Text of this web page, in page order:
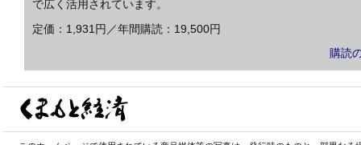
で広く活用されています。
定価：1,931円／年間購読：19,500円
購読